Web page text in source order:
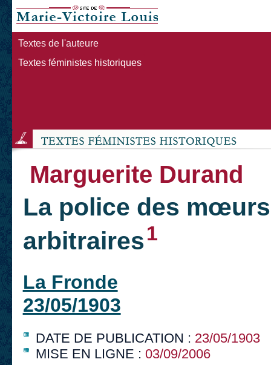
Textes de l'auteure
Textes féministes historiques
Marguerite Durand
La police des
arbitraires1
La Fronde
23/05/1903
DATE DE PUBLICATION : 23/05/1903
MISE EN LIGNE : 03/09/2006